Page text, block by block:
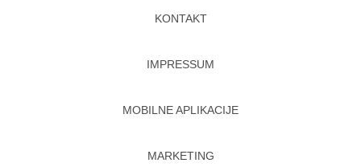
KONTAKT
IMPRESSUM
MOBILNE APLIKACIJE
MARKETING